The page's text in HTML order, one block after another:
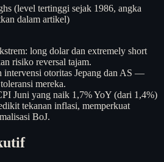
(level tertinggi sejak 1986, angka
dalam artikel)
long dolar dan extremely short
risiko reversal tajam.
intervensi otoritas Jepang dan AS —
mereka.
Juni yang naik 1,7% YoY (dari 1,4%)
tekanan inflasi, memperkuat
BoJ.